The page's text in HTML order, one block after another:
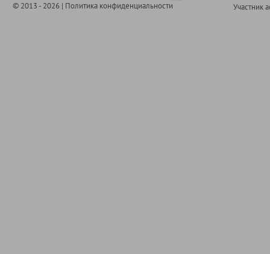
© 2013 - 2026 | Политика конфиденциальности Участник